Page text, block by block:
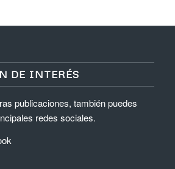
DE INTERÉS
publicaciones, también puedes
redes sociales.